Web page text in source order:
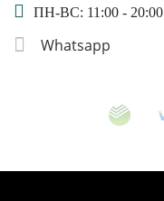
ПН-ВС: 11:00 - 20:00
Whatsapp